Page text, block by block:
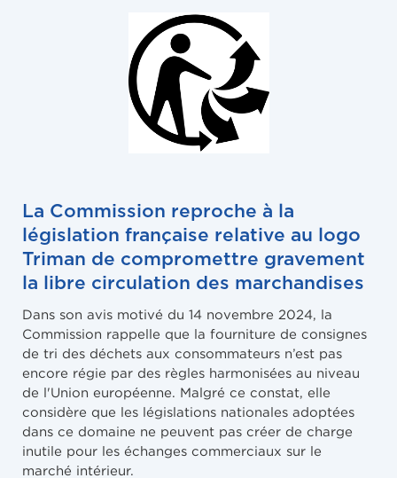
La Commission reproche à la
législation française relative au logo
Triman de compromettre gravement
la libre circulation des marchandises
Dans son avis motivé du 14 novembre 2024, la
Commission rappelle que la fourniture de consignes
de tri des déchets aux consommateurs n’est pas
encore régie par des règles harmonisées au niveau
de l'Union européenne. Malgré ce constat, elle
considère que les législations nationales adoptées
dans ce domaine ne peuvent pas créer de charge
inutile pour les échanges commerciaux sur le
marché intérieur.